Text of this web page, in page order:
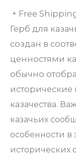
+ Free
Герб для
создан в
ценностями
обычно
исторические
казачества.
казачьих
особенности в
исторических